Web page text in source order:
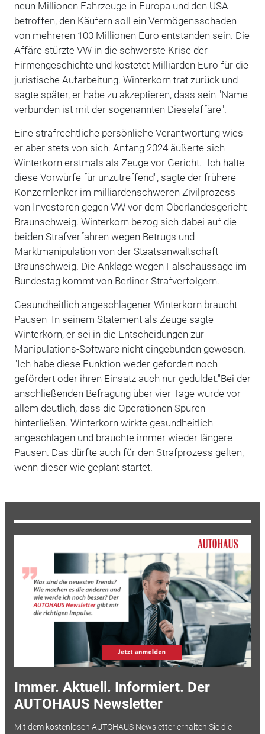
neun Millionen Fahrzeuge in Europa und den USA
betroffen, den Käufern soll ein Vermögensschaden
von mehreren 100 Millionen Euro entstanden sein. Die
Affäre stürzte VW in die schwerste Krise der
Firmengeschichte und kostetet Milliarden Euro für die
juristische Aufarbeitung. Winterkorn trat zurück und
sagte später, er habe zu akzeptieren, dass sein "Name
verbunden ist mit der sogenannten Dieselaffäre".
Eine strafrechtliche persönliche Verantwortung wies
er aber stets von sich. Anfang 2024 äußerte sich
Winterkorn erstmals als Zeuge vor Gericht. "Ich halte
diese Vorwürfe für unzutreffend", sagte der frühere
Konzernlenker im milliardenschweren Zivilprozess
von Investoren gegen VW vor dem Oberlandesgericht
Braunschweig. Winterkorn bezog sich dabei auf die
beiden Strafverfahren wegen Betrugs und
Marktmanipulation von der Staatsanwaltschaft
Braunschweig. Die Anklage wegen Falschaussage im
Bundestag kommt von Berliner Strafverfolgern.
Gesundheitlich angeschlagener Winterkorn braucht
Pausen In seinem Statement als Zeuge sagte
Winterkorn, er sei in die Entscheidungen zur
Manipulations-Software nicht eingebunden gewesen.
"Ich habe diese Funktion weder gefordert noch
gefördert oder ihren Einsatz auch nur geduldet."Bei der
anschließenden Befragung über vier Tage wurde vor
allem deutlich, dass die Operationen Spuren
hinterließen. Winterkorn wirkte gesundheitlich
angeschlagen und brauchte immer wieder längere
Pausen. Das dürfte auch für den Strafprozess gelten,
wenn dieser wie geplant startet.
Immer. Aktuell. Informiert. Der
AUTOHAUS Newsletter
Mit dem kostenlosen AUTOHAUS Newsletter erhalten Sie die